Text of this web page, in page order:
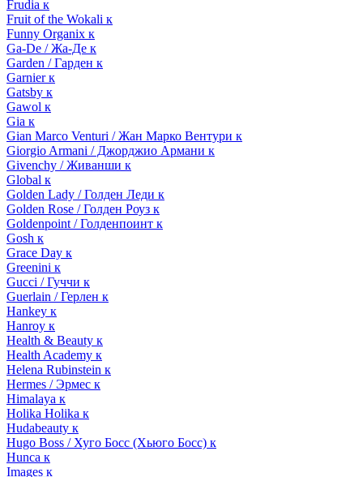
Frudia к
Fruit of the Wokali к
Funny Organix к
Ga-De / Жа-Де к
Garden / Гарден к
Garnier к
Gatsby к
Gawol к
Gia к
Gian Marco Venturi / Жан Марко Вентури к
Giorgio Armani / Джорджио Армани к
Givenchy / Живанши к
Global к
Golden Lady / Голден Леди к
Golden Rose / Голден Роуз к
Goldenpoint / Голденпоинт к
Gosh к
Grace Day к
Greenini к
Gucci / Гуччи к
Guerlain / Герлен к
Hankey к
Hanroy к
Health & Beauty к
Health Academy к
Helena Rubinstein к
Hermes / Эрмес к
Himalaya к
Holika Holika к
Hudabeauty к
Hugo Boss / Хуго Босс (Хьюго Босс) к
Hunca к
Images к